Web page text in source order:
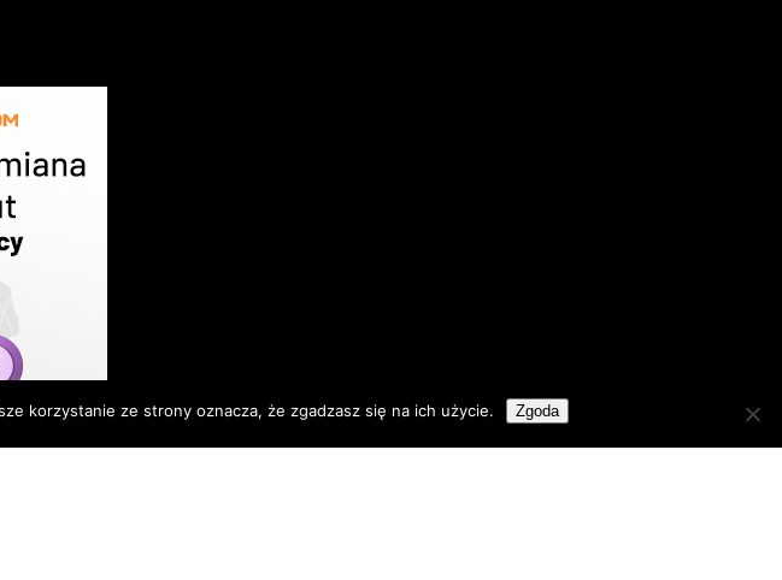
korzystanie ze strony oznacza, że zgadzasz się na ich użycie. Zgoda